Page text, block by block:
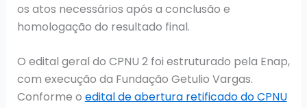
os atos necessários após a conclusão e
homologação do resultado final.
O edital geral do CPNU 2 foi estruturado pela Enap,
com execução da Fundação Getulio Vargas.
Conforme o edital de abertura retificado do CPNU